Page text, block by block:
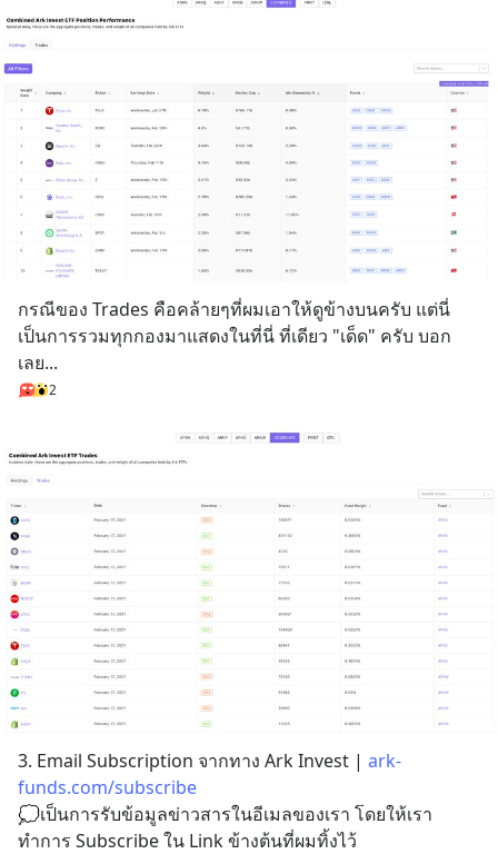
กรณีของ Trades คือคล้ายๆที่ผมเอาให้ดูข้างบนครับ แต่นี่
เป็นการรวมทุกกองมาแสดงในที่นี่ ที่เดียว "เด็ด" ครับ บอก
เลย...
2
3. Email Subscription จากทาง Ark Invest | ark-
funds.com/subscribe
💭เป็นการรับข้อมูลข่าวสารในอีเมลของเรา โดยให้เรา
ทำการ Subscribe ใน Link ข้างต้นที่ผมทิ้งไว้